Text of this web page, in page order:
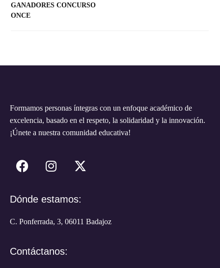
GANADORES CONCURSO
ONCE
Formamos personas íntegras con un enfoque académico de
excelencia, basado en el respeto, la solidaridad y la innovación.
¡Únete a nuestra comunidad educativa!
Dónde estamos:
C. Ponferrada, 3, 06011 Badajoz
Contáctanos: